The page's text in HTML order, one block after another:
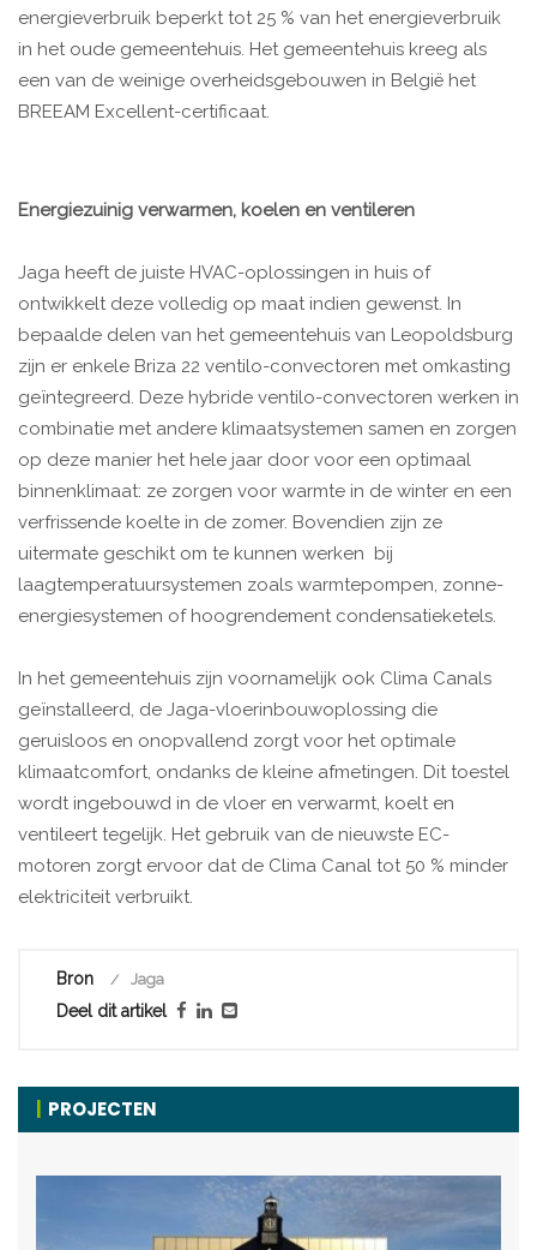
energieverbruik beperkt tot 25 % van het energieverbruik
in het oude gemeentehuis. Het gemeentehuis kreeg als
een van de weinige overheidsgebouwen in België het
BREEAM Excellent-certificaat.
Energiezuinig verwarmen, koelen en ventileren
Jaga heeft de juiste HVAC-oplossingen in huis of
ontwikkelt deze volledig op maat indien gewenst. In
bepaalde delen van het gemeentehuis van Leopoldsburg
zijn er enkele Briza 22 ventilo-convectoren met omkasting
geïntegreerd. Deze hybride ventilo-convectoren werken in
combinatie met andere klimaatsystemen samen en zorgen
op deze manier het hele jaar door voor een optimaal
binnenklimaat: ze zorgen voor warmte in de winter en een
verfrissende koelte in de zomer. Bovendien zijn ze
uitermate geschikt om te kunnen werken bij
laagtemperatuursystemen zoals warmtepompen, zonne-
energiesystemen of hoogrendement condensatieketels.
In het gemeentehuis zijn voornamelijk ook Clima Canals
geïnstalleerd, de Jaga-vloerinbouwoplossing die
geruisloos en onopvallend zorgt voor het optimale
klimaatcomfort, ondanks de kleine afmetingen. Dit toestel
wordt ingebouwd in de vloer en verwarmt, koelt en
ventileert tegelijk. Het gebruik van de nieuwste EC-
motoren zorgt ervoor dat de Clima Canal tot 50 % minder
elektriciteit verbruikt.
Bron Jaga
Deel dit artikel
PROJECTEN